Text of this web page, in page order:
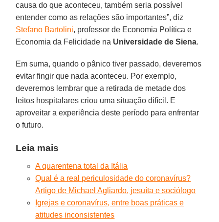
causa do que aconteceu, também seria possível
entender como as relações são importantes”, diz
Stefano Bartolini, professor de Economia Política e
Economia da Felicidade na Universidade de Siena.
Em suma, quando o pânico tiver passado, deveremos
evitar fingir que nada aconteceu. Por exemplo,
deveremos lembrar que a retirada de metade dos
leitos hospitalares criou uma situação difícil. E
aproveitar a experiência deste período para enfrentar
o futuro.
Leia mais
A quarentena total da Itália
Qual é a real periculosidade do coronavírus?
Artigo de Michael Agliardo, jesuíta e sociólogo
Igrejas e coronavírus, entre boas práticas e
atitudes inconsistentes